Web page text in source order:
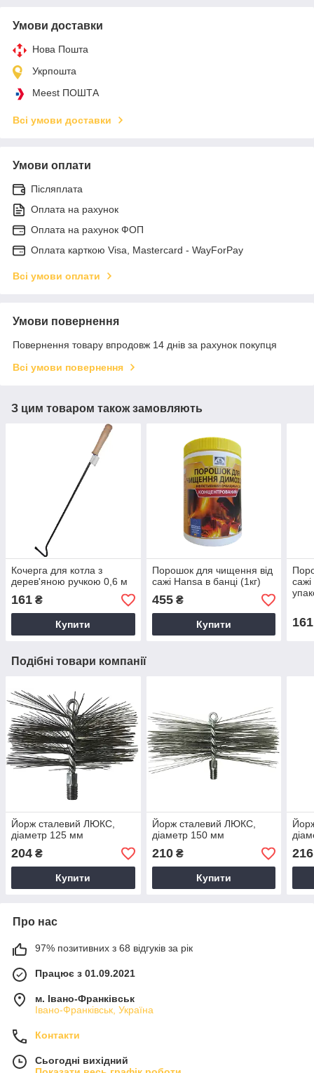
Умови доставки
Нова Пошта
Укрпошта
Meest ПОШТА
Всі умови доставки
Умови оплати
Післяплата
Оплата на рахунок
Оплата на рахунок ФОП
Оплата карткою Visa, Mastercard - WayForPay
Всі умови оплати
Умови повернення
Повернення товару впродовж 14 днів за рахунок покупця
Всі умови повернення
З цим товаром також замовляють
Кочерга для котла з
дерев'яною ручкою 0,6 м
161 ₴
Купити
Порошок для чищення від
сажі Hansa в банці (1кг)
455₴
Купити 161
Подібні товари компанії
Йорж сталевий ЛЮКС,
діаметр 125 мм
204 ₴
Купити
Йорж сталевий ЛЮКС,
діаметр 150 мм
210₴
Купити
216
Про нас
97% позитивних з 68 відгуків за рік
Працює з 01.09.2021
м. Івано-Франківськ
Івано-Франківськ, Україна
Контакти
Сьогодні вихідний